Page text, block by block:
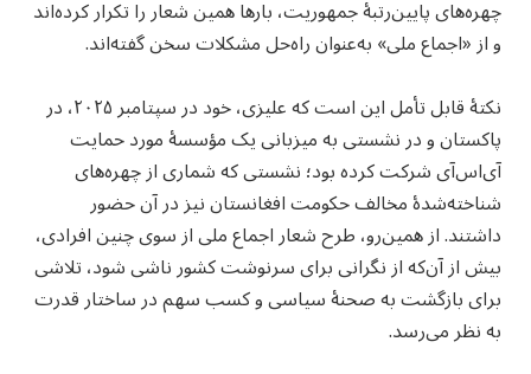
چهره‌های پایین‌رتبهٔ جمهوریت، بارها همین شعار را تکرار کرده‌اند
و از «اجماع ملی» به‌عنوان راه‌حل مشکلات سخن گفته‌اند.
نکتهٔ قابل تأمل این است که علیزی، خود در سپتامبر ۲۰۲۵، در
پاکستان و در نشستی به میزبانی یک مؤسسهٔ مورد حمایت
آی‌اس‌آی شرکت کرده بود؛ نشستی که شماری از چهره‌های
شناخته‌شدهٔ مخالف حکومت افغانستان نیز در آن حضور
داشتند. از همین‌رو، طرح شعار اجماع ملی از سوی چنین افرادی،
بیش از آن‌که از نگرانی برای سرنوشت کشور ناشی شود، تلاشی
برای بازگشت به صحنهٔ سیاسی و کسب سهم در ساختار قدرت
به نظر می‌رسد.